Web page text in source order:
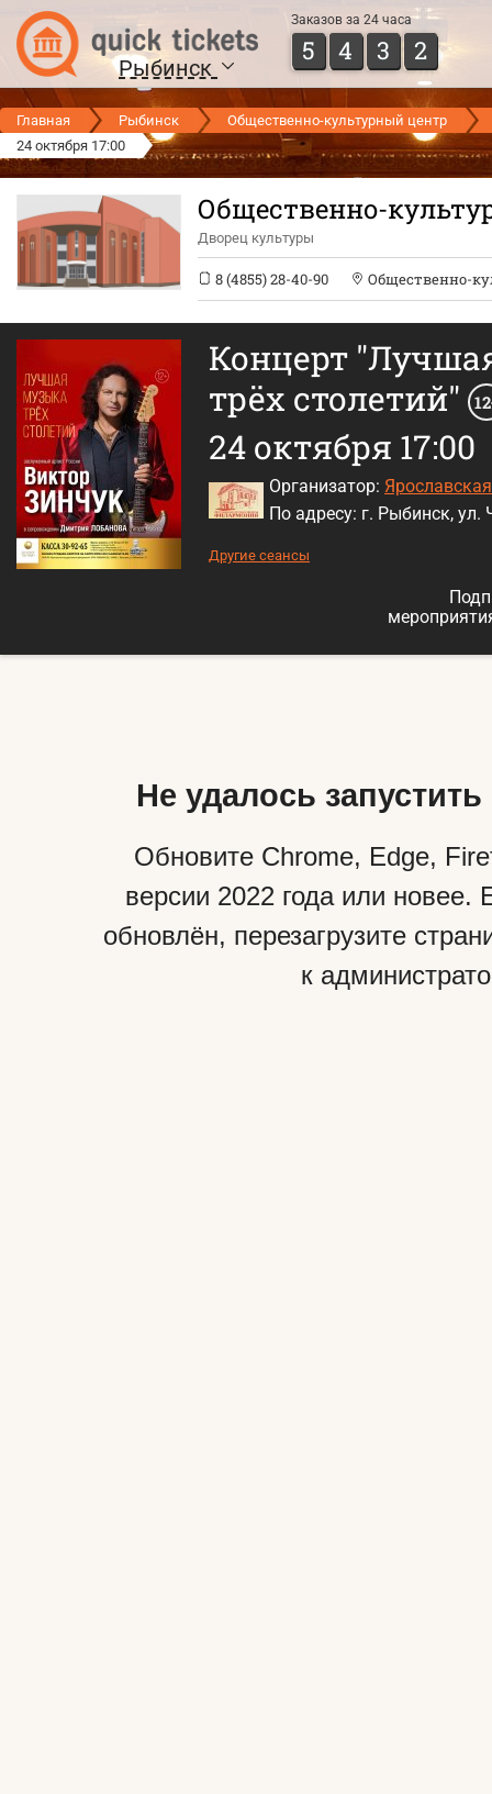
Рыбинск
Заказов за 24 часа
5 4 3 2
Главная Рыбинск
Общественно-культурный центр
24 октября 17:00
Общественно-
Дворец культуры
8 (4855) 28-40-90 Общественно-
Концерт
трёх столетий"
24 октября 17:00
Организатор:
По адресу: г. Рыбинск, ул.
Другие сеансы